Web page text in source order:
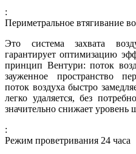
:
Периметральное втягивание
Это система захвата
гарантирует оптимизацию
принцип Вентури: поток
зауженное пространство
поток воздуха быстро
легко удаляется, без
значительно снижает
:
Режим проветривания 24 часа